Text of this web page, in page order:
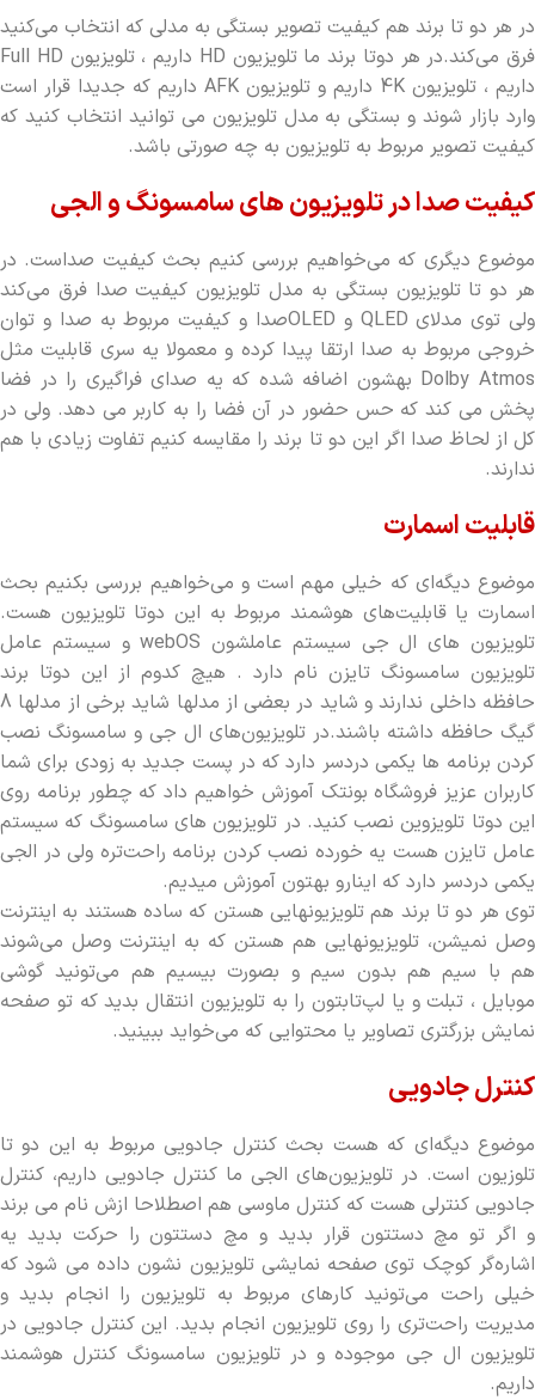
در هر دو تا برند هم کیفیت تصویر بستگی به مدلی که انتخاب می‌کنید
فرق می‌کند.در هر دوتا برند ما تلویزیون HD داریم ، تلویزیون Full HD
داریم ، تلویزیون 4K داریم و تلویزیون AFK داریم که جدیدا قرار است
وارد بازار شوند و بستگی به مدل تلویزیون می توانید انتخاب کنید که
کیفیت تصویر مربوط به تلویزیون به چه صورتی باشد.
کیفیت صدا در تلویزیون های سامسونگ و الجی
موضوع دیگری که می‌خواهیم بررسی کنیم بحث کیفیت صداست. در
هر دو تا تلویزیون بستگی به مدل تلویزیون کیفیت صدا فرق می‌کند
ولی توی مدلای QLED و OLEDصدا و کیفیت مربوط به صدا و توان
خروجی مربوط به صدا ارتقا پیدا کرده و معمولا یه سری قابلیت مثل
Dolby Atmos بهشون اضافه شده که یه صدای فراگیری را در فضا
پخش می کند که حس حضور در آن فضا را به کاربر می دهد. ولی در
کل از لحاظ صدا اگر این دو تا برند را مقایسه کنیم تفاوت زیادی با هم
ندارند.
قابلیت اسمارت
موضوع دیگه‌ای که خیلی مهم است و می‌خواهیم بررسی بکنیم بحث
اسمارت یا قابلیت‌های هوشمند مربوط به این دوتا تلویزیون هست.
تلویزیون های ال جی سیستم عاملشون webOS و سیستم عامل
تلویزیون سامسونگ تایزن نام دارد . هیچ کدوم از این دوتا برند
حافظه داخلی ندارند و شاید در بعضی از مدلها شاید برخی از مدلها 8
گیگ حافظه داشته باشند.در تلویزیون‌های ال جی و سامسونگ نصب
کردن برنامه ها یکمی دردسر دارد که در پست جدید به زودی برای شما
کاربران عزیز فروشگاه بونتک آموزش خواهیم داد که چطور برنامه روی
این دوتا تلویزوین نصب کنید. در تلویزیون های سامسونگ که سیستم
عامل تایزن هست یه خورده نصب کردن برنامه راحت‌تره ولی در الجی
یکمی دردسر دارد که اینارو بهتون آموزش میدیم.
توی هر دو تا برند هم تلویزیونهایی هستن که ساده هستند به اینترنت
وصل نمیشن، تلویزیونهایی هم هستن که به اینترنت وصل می‌شوند
هم با سیم هم بدون سیم و بصورت بیسیم هم می‌تونید گوشی
موبایل ، تبلت و یا لپ‌تابتون را به تلویزیون انتقال بدید که تو صفحه
نمایش بزرگتری تصاویر یا محتوایی که می‌خواید ببینید.
کنترل جادویی
موضوع دیگه‌ای که هست بحث کنترل جادویی مربوط به این دو تا
تلوزیون است. در تلویزیون‌های الجی ما کنترل جادویی داریم، کنترل
جادویی کنترلی هست که کنترل ماوسی هم اصطلاحا ازش نام می برند
و اگر تو مچ دستتون قرار بدید و مچ دستتون را حرکت بدید یه
اشاره‌گر کوچک توی صفحه ‌نمایشی تلویزیون نشون داده می شود که
خیلی راحت می‌تونید کارهای مربوط به تلویزیون را انجام بدید و
مدیریت راحت‌تری را روی تلویزیون انجام بدید. این کنترل جادویی در
تلویزیون ال جی موجوده و در تلویزیون سامسونگ کنترل هوشمند
داریم.